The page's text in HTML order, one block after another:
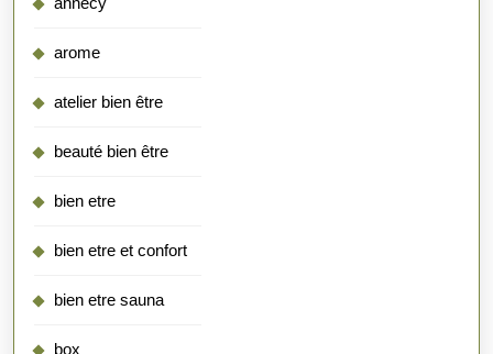
arome
atelier bien être
beauté bien être
bien etre
bien etre et confort
bien etre sauna
box